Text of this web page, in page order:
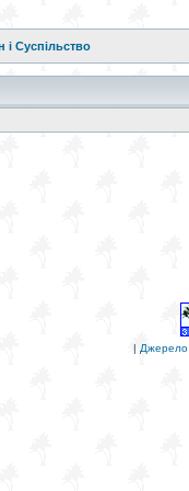
і Суспільство
| Джерело